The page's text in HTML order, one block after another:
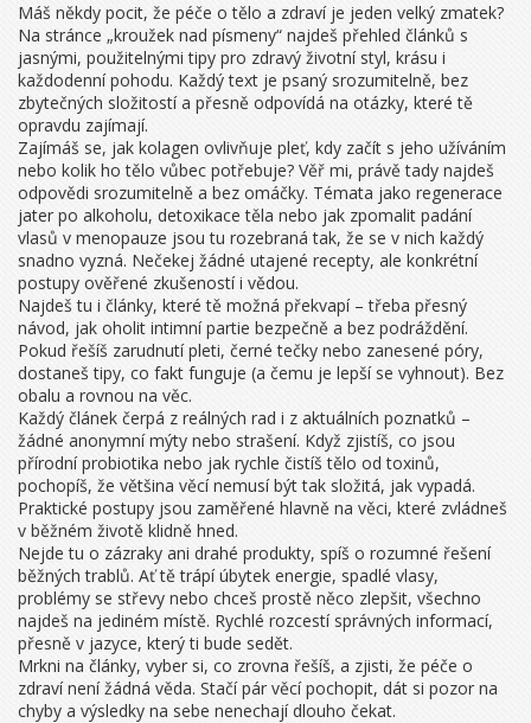
Máš někdy pocit, že péče o tělo a zdraví je jeden velký zmatek?
Na stránce „kroužek nad písmeny“ najdeš přehled článků s
jasnými, použitelnými tipy pro zdravý životní styl, krásu i
každodenní pohodu. Každý text je psaný srozumitelně, bez
zbytečných složitostí a přesně odpovídá na otázky, které tě
opravdu zajímají.
Zajímáš se, jak kolagen ovlivňuje pleť, kdy začít s jeho užíváním
nebo kolik ho tělo vůbec potřebuje? Věř mi, právě tady najdeš
odpovědi srozumitelně a bez omáčky. Témata jako regenerace
jater po alkoholu, detoxikace těla nebo jak zpomalit padání
vlasů v menopauze jsou tu rozebraná tak, že se v nich každý
snadno vyzná. Nečekej žádné utajené recepty, ale konkrétní
postupy ověřené zkušeností i vědou.
Najdeš tu i články, které tě možná překvapí – třeba přesný
návod, jak oholit intimní partie bezpečně a bez podráždění.
Pokud řešíš zarudnutí pleti, černé tečky nebo zanesené póry,
dostaneš tipy, co fakt funguje (a čemu je lepší se vyhnout). Bez
obalu a rovnou na věc.
Každý článek čerpá z reálných rad i z aktuálních poznatků –
žádné anonymní mýty nebo strašení. Když zjistíš, co jsou
přírodní probiotika nebo jak rychle čistíš tělo od toxinů,
pochopíš, že většina věcí nemusí být tak složitá, jak vypadá.
Praktické postupy jsou zaměřené hlavně na věci, které zvládneš
v běžném životě klidně hned.
Nejde tu o zázraky ani drahé produkty, spíš o rozumné řešení
běžných trablů. Ať tě trápí úbytek energie, spadlé vlasy,
problémy se střevy nebo chceš prostě něco zlepšit, všechno
najdeš na jediném místě. Rychlé rozcestí správných informací,
přesně v jazyce, který ti bude sedět.
Mrkni na články, vyber si, co zrovna řešíš, a zjisti, že péče o
zdraví není žádná věda. Stačí pár věcí pochopit, dát si pozor na
chyby a výsledky na sebe nenechají dlouho čekat.